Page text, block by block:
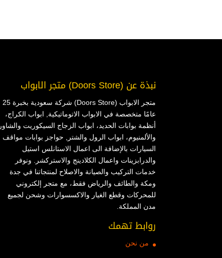
نبذة عن (Doors Store) متجر الابواب
متجر الابواب (Doors Store) شركة سعودية بخبرة 25
عامًا متخصصة في الابواب الاتوماتيكية, ابواب الكراج،
أنظمة بوابات الحديد، ابواب الزجاج السيكوريت والشاور
والألمنيوم، ابواب الرول والشتر, حواجز بوابات مواقف
السيارات بالإضافة الى اعمال الاستانلس استيل
والدرابزينات واعمال الكلادينج والاستركشر. ونوفر
خدمات التركيب والصيانة والاصلاح لمنتجاتنا في جدة
ومكة والطائف والرياض فقط، مع متجر إلكتروني
للمحركات وقطع الغيار والاكسسوارات وشحن لجميع
مدن المملكة.
روابط تهمك
من نحن